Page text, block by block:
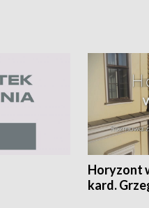
Horyzont
kard.